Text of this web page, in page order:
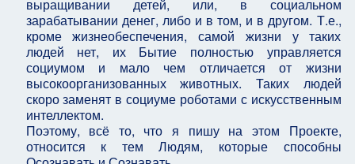
выращивании детей, или, в социальном
зарабатывании денег, либо и в том, и в другом. Т.е.,
кроме жизнеобеспечения, самой жизни у таких
людей нет, их Бытие полностью управляется
социумом и мало чем отличается от жизни
высокоорганизованных животных. Таких людей
скоро заменят в социуме роботами с искусственным
интеллектом.
Поэтому, всё то, что я пишу на этом Проекте,
относится к тем Людям, которые способны